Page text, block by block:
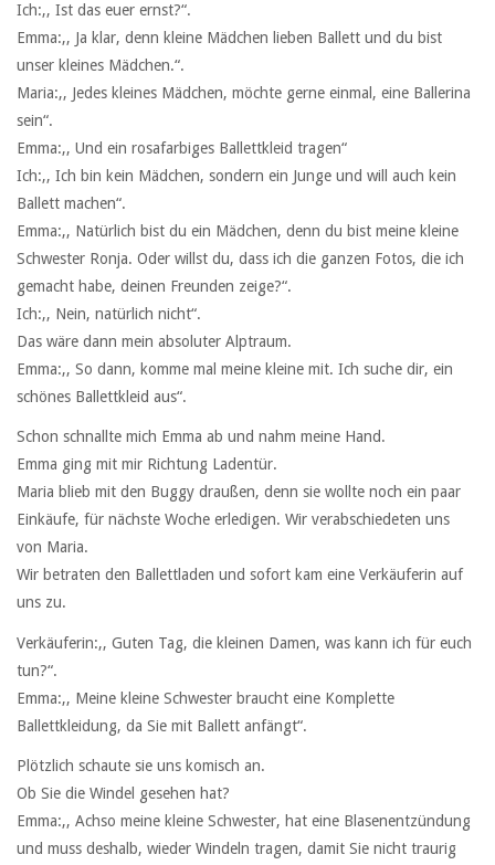
Ich:,, Ist das euer ernst?“.
Emma:,, Ja klar, denn kleine Mädchen lieben Ballett und du bist
unser kleines Mädchen.“.
Maria:,, Jedes kleines Mädchen, möchte gerne einmal, eine Ballerina
sein“.
Emma:,, Und ein rosafarbiges Ballettkleid tragen“
Ich:,, Ich bin kein Mädchen, sondern ein Junge und will auch kein
Ballett machen“.
Emma:,, Natürlich bist du ein Mädchen, denn du bist meine kleine
Schwester Ronja. Oder willst du, dass ich die ganzen Fotos, die ich
gemacht habe, deinen Freunden zeige?“.
Ich:,, Nein, natürlich nicht“.
Das wäre dann mein absoluter Alptraum.
Emma:,, So dann, komme mal meine kleine mit. Ich suche dir, ein
schönes Ballettkleid aus“.
Schon schnallte mich Emma ab und nahm meine Hand.
Emma ging mit mir Richtung Ladentür.
Maria blieb mit den Buggy draußen, denn sie wollte noch ein paar
Einkäufe, für nächste Woche erledigen. Wir verabschiedeten uns
von Maria.
Wir betraten den Ballettladen und sofort kam eine Verkäuferin auf
uns zu.
Verkäuferin:,, Guten Tag, die kleinen Damen, was kann ich für euch
tun?“.
Emma:,, Meine kleine Schwester braucht eine Komplette
Ballettkleidung, da Sie mit Ballett anfängt“.
Plötzlich schaute sie uns komisch an.
Ob Sie die Windel gesehen hat?
Emma:,, Achso meine kleine Schwester, hat eine Blasenentzündung
und muss deshalb, wieder Windeln tragen, damit Sie nicht traurig